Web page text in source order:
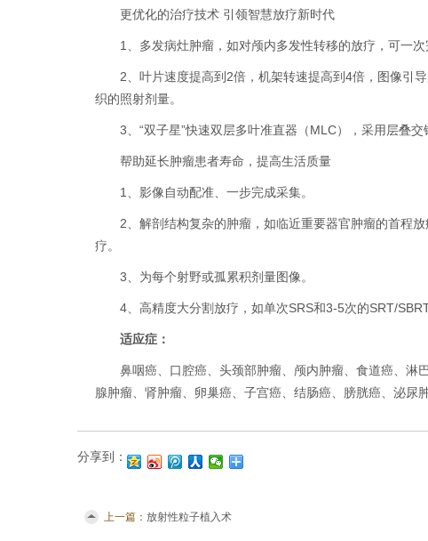
更优化的治疗技术 引领智慧放疗新时代
1、多发病灶肿瘤，如对颅内多发性转移的放疗，可一
2、叶片速度提高到2倍，机架转速提高到4倍，图像引
织的照射剂量。
3、“双子星”快速双层多叶准直器（MLC），采用层叠
帮助延长肿瘤患者寿命，提高生活质量
1、影像自动配准、一步完成采集。
2、解剖结构复杂的肿瘤，如临近重要器官肿瘤的首程
疗。
3、为每个射野或孤累积剂量图像。
4、高精度大分割放疗，如单次SRS和3-5次的SRT/SBRT
适应症：
鼻咽癌、口腔癌、头颈部肿瘤、颅内肿瘤、食道癌、淋
腺肿瘤、肾肿瘤、卵巢癌、子宫癌、结肠癌、膀胱癌、泌尿肿
分享到：
上一篇： 放射性粒子植入术